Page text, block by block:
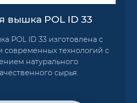
вышка POL ID 33
POL ID 33 изготовлена с
современных технологий с
натурального
сырья.